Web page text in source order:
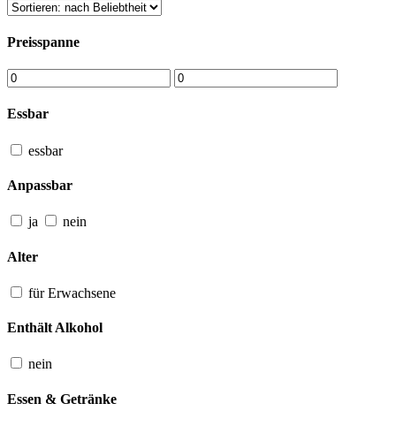
Preisspanne
Essbar
essbar
Anpassbar
ja nein
Alter
für Erwachsene
Enthält Alkohol
nein
Essen & Getränke